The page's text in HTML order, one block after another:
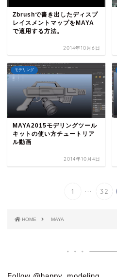
Zbrushで書き出したディスプ
レイスメントマップをMAYA
で適用する方法。
2014年10月6日
モデリング
MAYA2015モデリングツール
キットの使い方チュートリア
ル動画
2014年10月4日
1 ... 32
HOME MAYA